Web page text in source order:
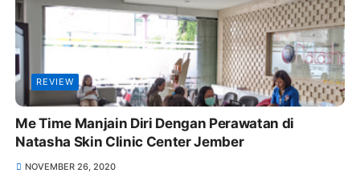
REVIEW
Me Time Manjain Diri Dengan Perawatan di
Natasha Skin Clinic Center Jember
NOVEMBER 26, 2020